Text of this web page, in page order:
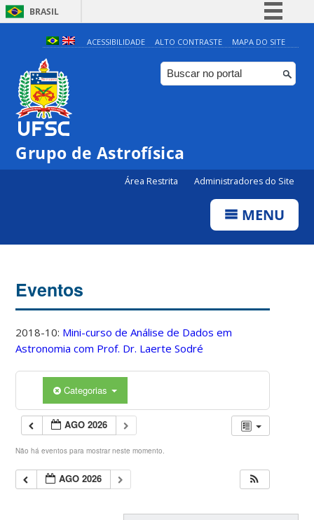
BRASIL
Simplifique!
Comunica BR
Participe
ACESSIBILIDADE ALTO CONTRASTE MAPA DO SITE
Grupo de Astrofísica
Área Restrita Administradores do Site
MENU
Eventos
2018-10: Mini-curso de Análise de Dados em
Astronomia com Prof. Dr. Laerte Sodré
Categorias
AGO 2026
Não há eventos para mostrar neste momento.
AGO 2026